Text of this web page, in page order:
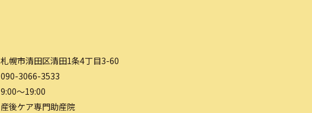
札幌市清田区清田1条4丁目3-60
090-3066-3533
9:00～19:00
産後ケア専門助産院